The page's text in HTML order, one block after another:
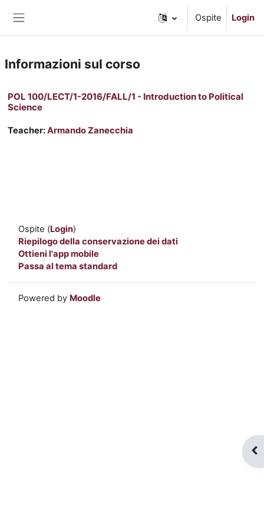
Ospite Login
Informazioni sul corso
POL 100/LECT/1-2016/FALL/1 - Introduction to Political
Science
Teacher:Armando Zanecchia
Ospite (Login)
Riepilogo della conservazione dei dati
Ottieni l'app mobile
Passa al tema standard
Powered by Moodle